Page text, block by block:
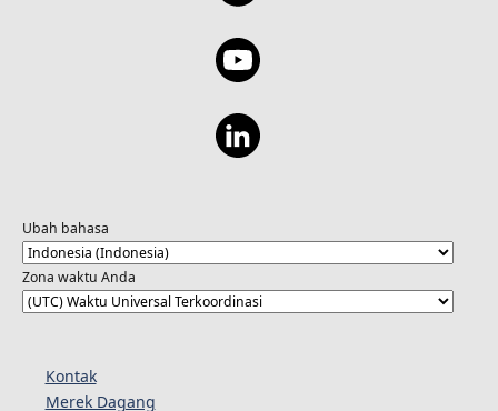
Ubah bahasa
Zona waktu Anda
Kontak
Merek Dagang